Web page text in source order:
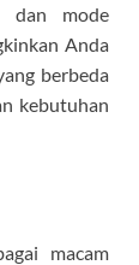
dan mode
Anda
berbeda
kebutuhan
macam